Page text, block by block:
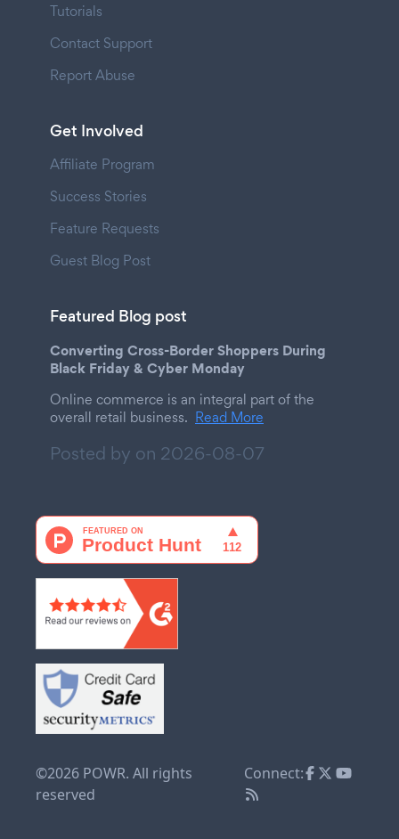
Tutorials
Contact Support
Report Abuse
Get Involved
Affiliate Program
Success Stories
Feature Requests
Guest Blog Post
Featured Blog post
Converting Cross-Border Shoppers During
Black Friday & Cyber Monday
Online commerce is an integral part of the
overall retail business. Read More
Posted by on 2026-08-07
©2026 POWR. All rights
reserved
Connect: